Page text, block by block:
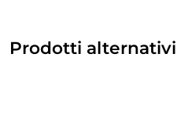
Prodotti alternativi